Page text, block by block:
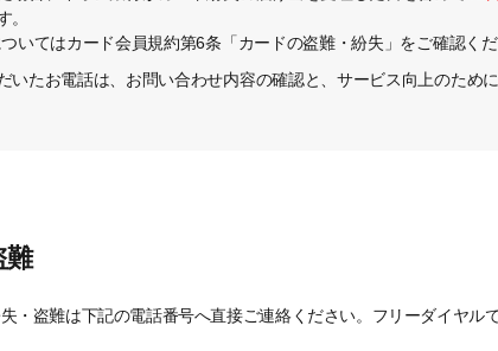
。
いてはカード会員規約第6条「カードの盗難・紛失」をご確認くだ
いたお電話は、お問い合わせ内容の確認と、サービス向上のため
難
・盗難は下記の電話番号へ直接ご連絡ください。フリーダイヤル